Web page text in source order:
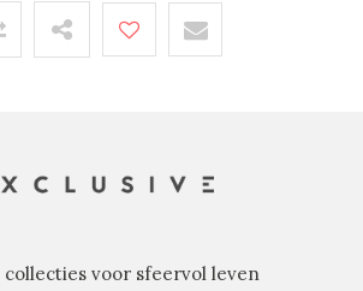
collecties voor sfeervol leven